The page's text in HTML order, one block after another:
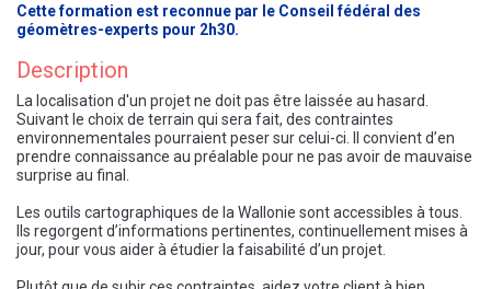
Cette formation est reconnue par le Conseil fédéral des
géomètres-experts pour 2h30.
Description
La localisation d'un projet ne doit pas être laissée au hasard.
Suivant le choix de terrain qui sera fait, des contraintes
environnementales pourraient peser sur celui-ci. Il convient d’en
prendre connaissance au préalable pour ne pas avoir de mauvaise
surprise au final.
Les outils cartographiques de la Wallonie sont accessibles à tous.
Ils regorgent d’informations pertinentes, continuellement mises à
jour, pour vous aider à étudier la faisabilité d’un projet.